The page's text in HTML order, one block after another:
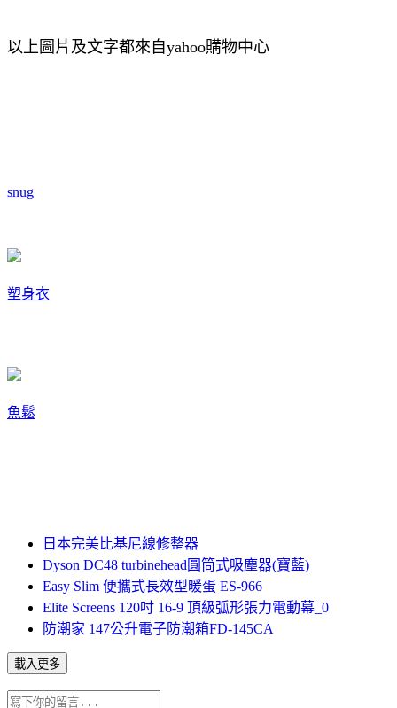
以上圖片及文字都來自yahoo購物中心
snug
塑身衣
魚鬆
日本完美比基尼線修整器
Dyson DC48 turbinehead圓筒式吸塵器(寶藍)
Easy Slim 便攜式長效型暖蛋 ES-966
Elite Screens 120吋 16-9 頂級弧形張力電動幕_0
防潮家 147公升電子防潮箱FD-145CA
載入更多